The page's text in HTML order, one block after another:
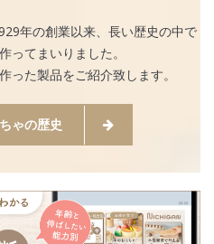
年の創業以来、長い歴史の中で
ってまいりました。
った製品をご紹介致します。
ゃの歴史